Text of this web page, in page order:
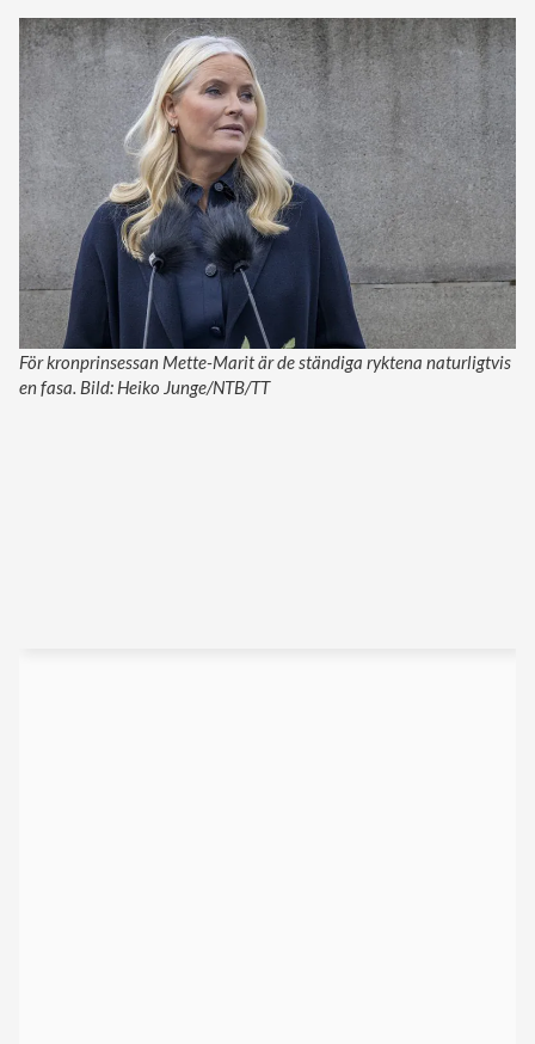
För kronprinsessan Mette-Marit är de ständiga ryktena naturligtvis
en fasa. Bild: Heiko Junge/NTB/TT